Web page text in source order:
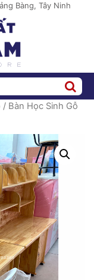
Bàng, Tây Ninh
/ Bàn Học Sinh Gỗ